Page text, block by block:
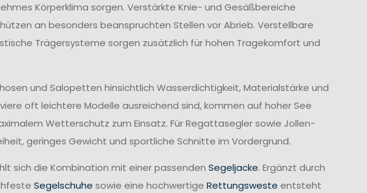
Körperklima sorgen. Verstärkte Knie- und Gesäßbereiche
an besonders beanspruchten Stellen vor Abrieb. Verstellbare
Trägersysteme sorgen zusätzlich für hohen Tragekomfort und
und Salopetten hinsichtlich Wasserdichtigkeit, Materialstärke und
oft leichtere Modelle ausreichend sind, kommen auf hoher See
Wetterschutz zum Einsatz. Für Regattasegler sowie Jollen-
geringes Gewicht und sportliche Schnitte im Vordergrund.
sich die Kombination mit einer passenden Segeljacke. Ergänzt durch
Segelschuhe sowie eine hochwertige Rettungsweste entsteht